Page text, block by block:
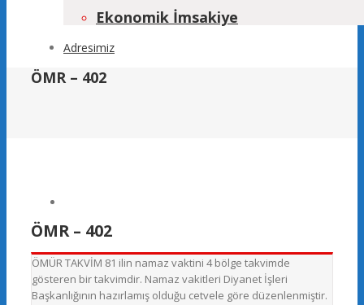
Ekonomik İmsakiye
Adresimiz
ÖMR – 402
ÖMR – 402
ÖMÜR TAKVİM 81 ilin namaz vaktini 4 bölge takvimde
gösteren bir takvimdir. Namaz vakitleri Diyanet İşleri
Başkanlığının hazırlamış olduğu cetvele göre düzenlenmiştir.